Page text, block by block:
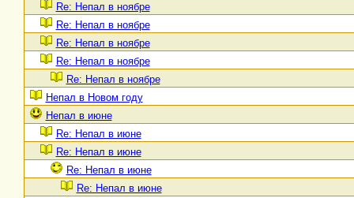
Re: Непал в ноябре
Re: Непал в ноябре
Re: Непал в ноябре
Re: Непал в ноябре
Re: Непал в ноябре
Непал в Новом году
Непал в июне
Re: Непал в июне
Re: Непал в июне
Re: Непал в июне
Re: Непал в июне